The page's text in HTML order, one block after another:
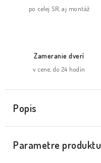
po celej SR, aj montáž
Zameranie dverí
v cene, do 24 hodín
Popis
Parametre produktu